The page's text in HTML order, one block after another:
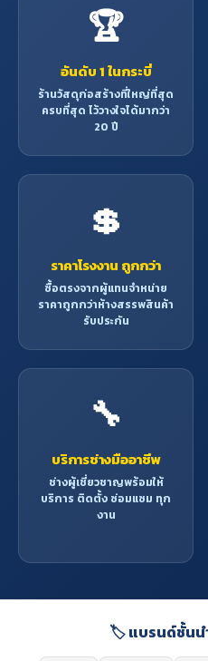
🏆
อันดับ 1 ในกระบี่
ร้านวัสดุก่อสร้างที่ใหญ่ที่สุด
ครบที่สุด ไว้วางใจได้มากว่า
20 ปี
💲
ราคาโรงงาน ถูกกว่า
ซื้อตรงจากผู้แทนจำหน่าย
ราคาถูกกว่าห้างสรรพสินค้า
รับประกัน
🔧
บริการช่างมืออาชีพ
ช่างผู้เชี่ยวชาญพร้อมให้
บริการ ติดตั้ง ซ่อมแซม ทุก
งาน
🏷️ แบรนด์ชั้นน